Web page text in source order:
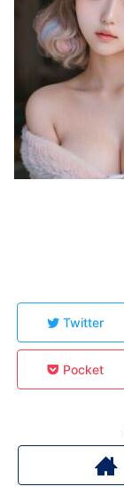
Twitter
Pocket